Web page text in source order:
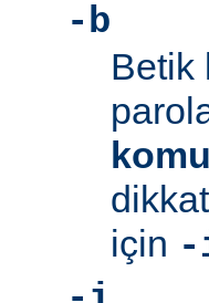
-b
Betik
için